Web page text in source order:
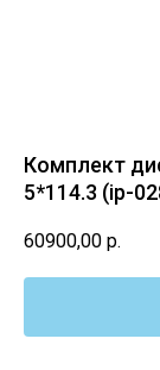
Комплект
5*114.3 (ip-
60900,00 р.